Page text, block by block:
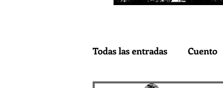
Todas las entradas Cuento